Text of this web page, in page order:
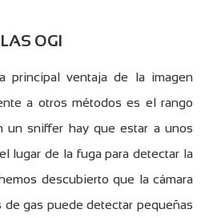
OGI
principal ventaja de la imagen
a otros métodos es el rango
un sniffer hay que estar a unos
lugar de la fuga para detectar la
descubierto que la cámara
de gas puede detectar pequeñas